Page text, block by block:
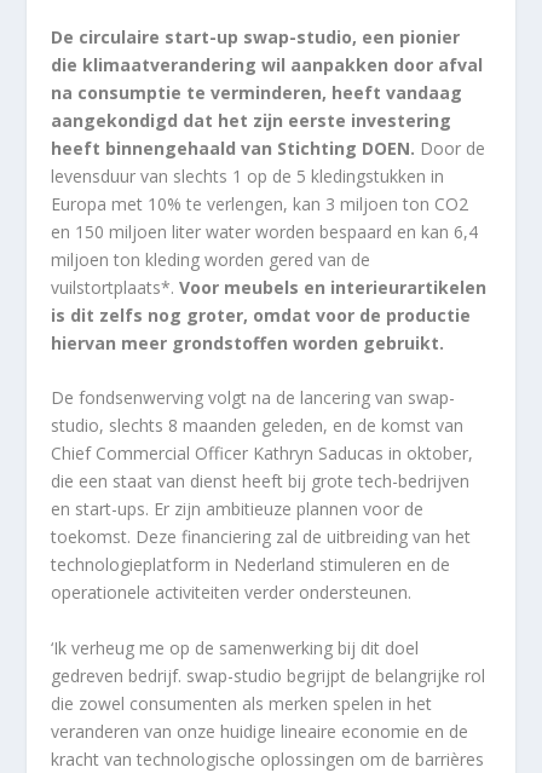
De circulaire start-up swap-studio, een pionier
die klimaatverandering wil aanpakken door afval
na consumptie te verminderen, heeft vandaag
aangekondigd dat het zijn eerste investering
heeft binnengehaald van Stichting DOEN. Door de
levensduur van slechts 1 op de 5 kledingstukken in
Europa met 10% te verlengen, kan 3 miljoen ton CO2
en 150 miljoen liter water worden bespaard en kan 6,4
miljoen ton kleding worden gered van de
vuilstortplaats*.Voor meubels en interieurartikelen
is dit zelfs nog groter, omdat voor de productie
hiervan meer grondstoffen worden gebruikt.
De fondsenwerving volgt na de lancering van swap-
studio, slechts 8 maanden geleden, en de komst van
Chief Commercial Officer Kathryn Saducas in oktober,
die een staat van dienst heeft bij grote tech-bedrijven
en start-ups. Er zijn ambitieuze plannen voor de
toekomst. Deze financiering zal de uitbreiding van het
technologieplatform in Nederland stimuleren en de
operationele activiteiten verder ondersteunen.
‘Ik verheug me op de samenwerking bij dit doel
gedreven bedrijf. swap-studio begrijpt de belangrijke rol
die zowel consumenten als merken spelen in het
veranderen van onze huidige lineaire economie en de
kracht van technologische oplossingen om de barrières